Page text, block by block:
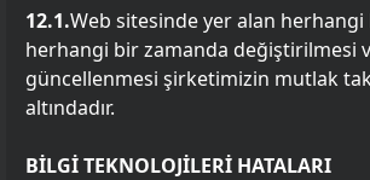
12.1.Web sitesinde yer alan
herhangi bir zamanda değiştirilmesi
güncellenmesi şirketimizin mutlak
altındadır.
BİLGİ TEKNOLOJİLERİ HATALARI